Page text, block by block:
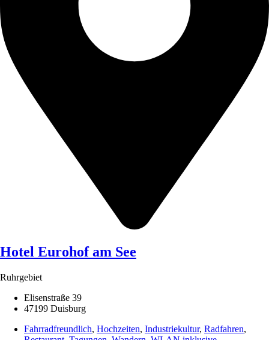
Hotel Eurohof am See
Ruhrgebiet
Elisenstraße 39
47199 Duisburg
Fahrradfreundlich, Hochzeiten, Industriekultur, Radfahren,